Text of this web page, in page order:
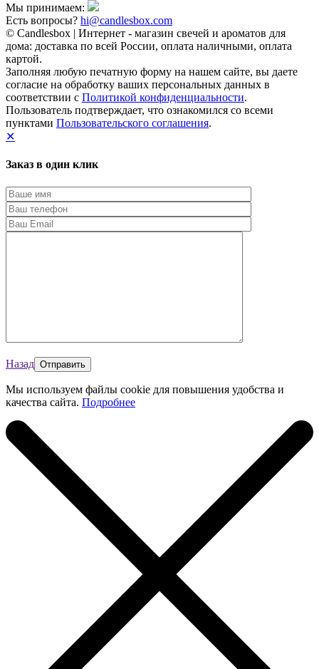
Мы принимаем:
Есть вопросы? hi@candlesbox.com
© Candlesbox | Интернет - магазин свечей и ароматов для
дома: доставка по всей России, оплата наличными, оплата
картой.
Заполняя любую печатную форму на нашем сайте, вы даете
согласие на обработку ваших персональных данных в
соответствии с Политикой конфиденциальности.
Пользователь подтверждает, что ознакомился со всеми
пунктами Пользовательского соглашения.
✕
Заказ в один клик
Назад
Мы используем файлы cookie для повышения удобства и
качества сайта. Подробнее